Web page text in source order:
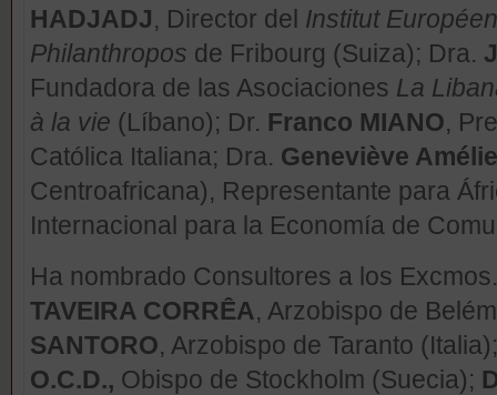
HADJADJ, Director del Institut
Philanthropos de Fribourg (Suiza); Dra.
Fundadora de las Asociaciones La
à la vie (Líbano); Dr. Franco MIANO,
Católica Italiana; Dra. Geneviève
Centroafricana), Representante para
Internacional para la Economía de
Ha nombrado Consultores a los
TAVEIRA CORRÊA, Arzobispo de
SANTORO, Arzobispo de Taranto
O.C.D., Obispo de Stockholm (Suecia);